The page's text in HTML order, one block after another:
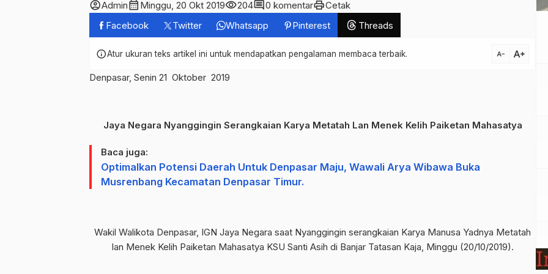
account_circleAdmincalendar_month Minggu, 20 Okt 2019visibility204comment0 komentarprintCetak
Facebook
Twitter Whatsapp Pinterest Threads
infoAtur ukuran teks artikel ini untuk mendapatkan pengalaman membaca terbaik. text_decrease text_increase
Denpasar, Senin 21 Oktober 2019
Jaya Negara Nyanggingin Serangkaian Karya Metatah Lan Menek Kelih Paiketan Mahasatya
Baca juga:
Optimalkan Potensi Daerah Untuk Denpasar Maju, Wawali Arya Wibawa Buka
Musrenbang Kecamatan Denpasar Timur.
Wakil Walikota Denpasar, IGN Jaya Negara saat Nyanggingin serangkaian Karya Manusa Yadnya Metatah
lan Menek Kelih Paiketan Mahasatya KSU Santi Asih di Banjar Tatasan Kaja, Minggu (20/10/2019).